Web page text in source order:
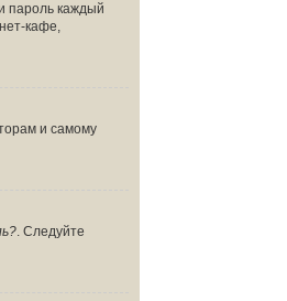
пароль каждый
кафе,
и самому
. Следуйте